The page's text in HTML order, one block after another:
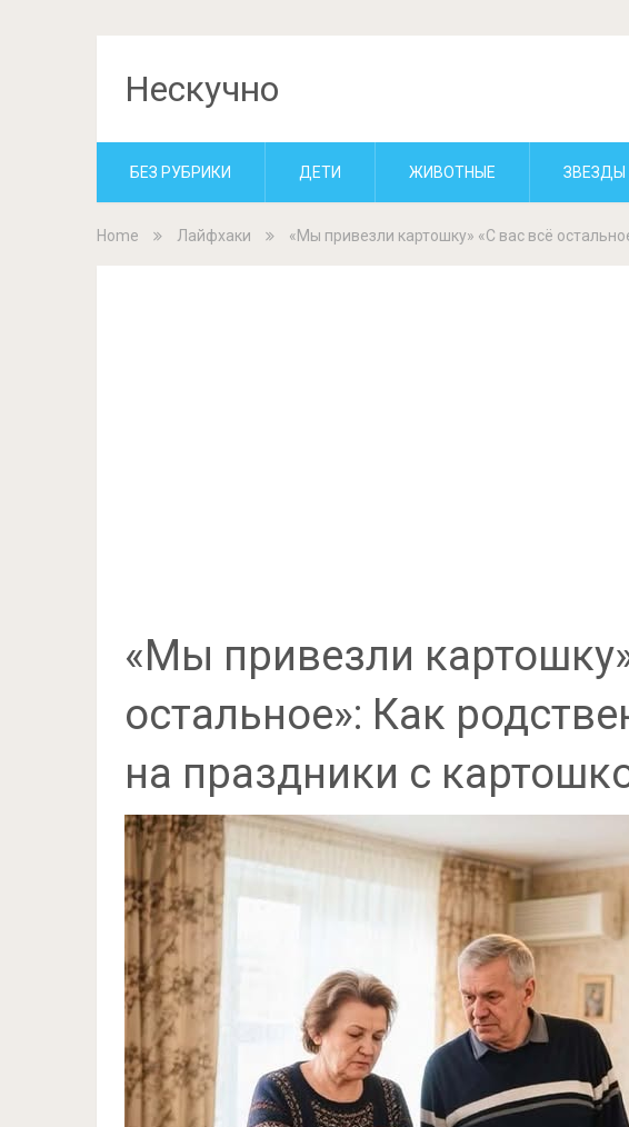
Нескучно
БЕЗ РУБРИКИ ДЕТИ ЖИВОТНЫЕ ЗВЕЗДЫ
Home Лайфхаки «Мы привезли картошку» «С вас всё
«Мы привезли
остальное»: Как
на праздники с